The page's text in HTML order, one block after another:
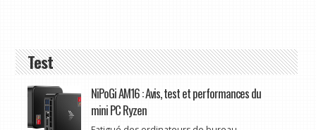
Test
NiPoGi AM16 : Avis, test et performances du
mini PC Ryzen